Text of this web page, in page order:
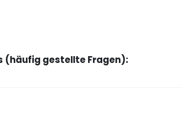
(häufig gestellte Fragen):